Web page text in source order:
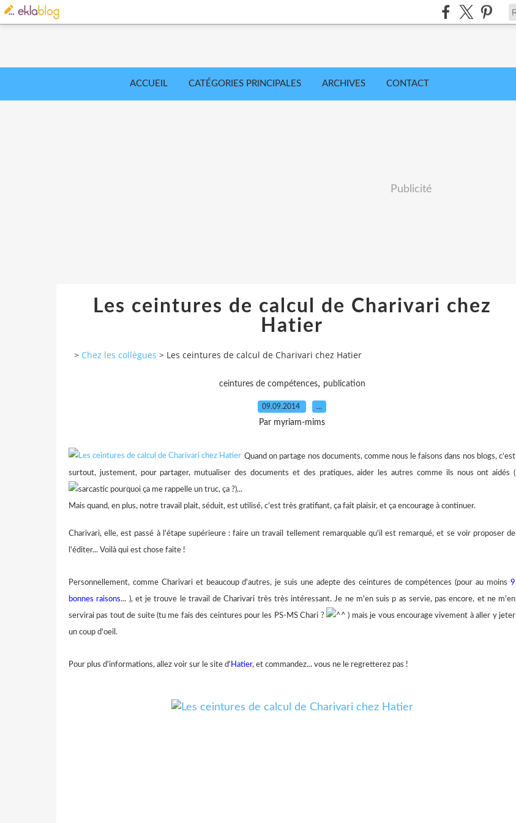
ACCUEIL CATÉGORIES PRINCIPALES ARCHIVES CONTACT
Publicité
Les ceintures de calcul de Charivari chez
Hatier
> Chez les collègues > Les ceintures de calcul de Charivari chez Hatier
ceintures de compétences, publication
09.09.2014 …
Par myriam-mims
Quand on partage nos documents, comme nous le faisons dans nos blogs, c'est
surtout, justement, pour partager, mutualiser des documents et des pratiques, aider les autres comme ils nous ont aidés (
pourquoi ça me rappelle un truc, ça ?)...
Mais quand, en plus, notre travail plait, séduit, est utilisé, c'est très gratifiant, ça fait plaisir, et ça encourage à continuer.
Charivari, elle, est passé à l'étape supérieure : faire un travail tellement remarquable qu'il est remarqué, et se voir proposer de
l'éditer... Voilà qui est chose faite !
Personnellement, comme Charivari et beaucoup d'autres, je suis une adepte des ceintures de compétences (pour au moins 9
bonnes raisons... ), et je trouve le travail de Charivari très très intéressant. Je ne m'en suis p as servie, pas encore, et ne m'en
servirai pas tout de suite (tu me fais des ceintures pour les PS-MS Chari ?
) mais je vous encourage vivement à aller y jeter
un coup d'oeil.
Pour plus d'informations, allez voir sur le site d' Hatier, et commandez... vous ne le regretterez pas !